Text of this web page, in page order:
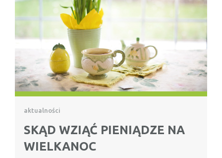
aktualności
SKĄD WZIĄĆ PIENIĄDZE NA
WIELKANOC